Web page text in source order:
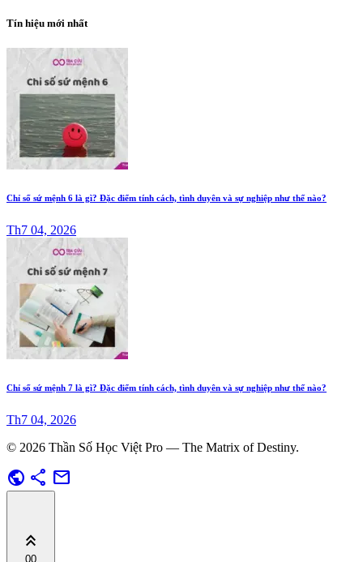
Tín hiệu mới nhất
Chỉ số sứ mệnh 6 là gì? Đặc điểm tính cách, tình duyên và sự nghiệp như thế nào?
Th7 04, 2026
Chỉ số sứ mệnh 7 là gì? Đặc điểm tính cách, tình duyên và sự nghiệp như thế nào?
Th7 04, 2026
© 2026 Thần Số Học Việt Pro — The Matrix of Destiny.
public share mail
keyboard_double_arrow_up
00